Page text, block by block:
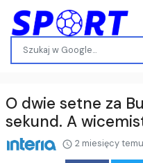
O dwie setne za
sekund. A
2 miesięcy temu